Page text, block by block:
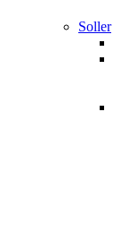
Soller